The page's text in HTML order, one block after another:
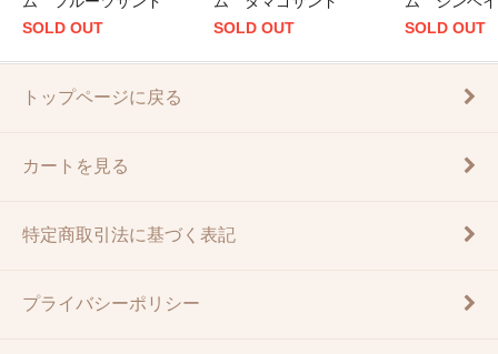
SOLD OUT
SOLD OUT
SOLD OUT
トップページに戻る
カートを見る
特定商取引法に基づく表記
プライバシーポリシー